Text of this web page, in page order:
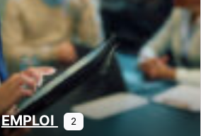
EMPLOI 2